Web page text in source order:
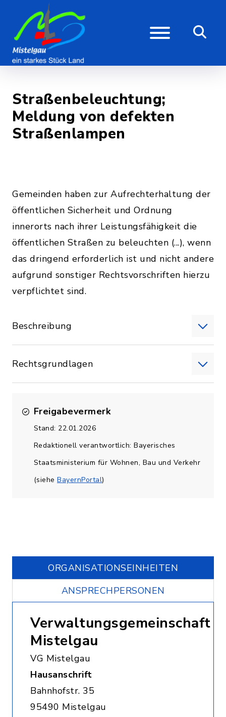
Straßenbeleuchtung;
Meldung von defekten
Straßenlampen
Gemeinden haben zur Aufrechterhaltung der
öffentlichen Sicherheit und Ordnung
innerorts nach ihrer Leistungsfähigkeit die
öffentlichen Straßen zu beleuchten (...), wenn
das dringend erforderlich ist und nicht andere
aufgrund sonstiger Rechtsvorschriften hierzu
verpflichtet sind.
Beschreibung
Rechtsgrundlagen
Freigabevermerk
Stand: 22.01.2026
Redaktionell verantwortlich: Bayerisches
Staatsministerium für Wohnen, Bau und Verkehr
(siehe BayernPortal)
ORGANISATIONS­EINHEITEN
ANSPRECHPERSONEN
Verwaltungsgemeinschaft
Mistelgau
VG Mistelgau
Hausanschrift
Bahnhofstr. 35
95490 Mistelgau